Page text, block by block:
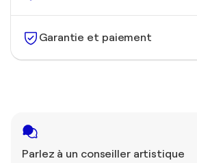
Garantie et paiement
Parlez à un conseiller artistique